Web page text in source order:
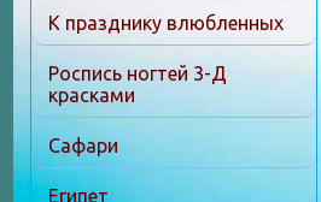
К празднику влюбленных
Роспись ногтей 3-Д
красками
Сафари
Египет